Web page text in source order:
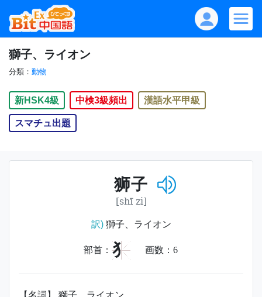
獅子、ライオン
分類： 動物
新HSK4級 中検3級頻出 漢語水平甲級
スマチュ出題
狮子
[shī zi]
訳)獅子、ライオン
部首： 犭 画数： 6
【名詞】 獅子、ライオン